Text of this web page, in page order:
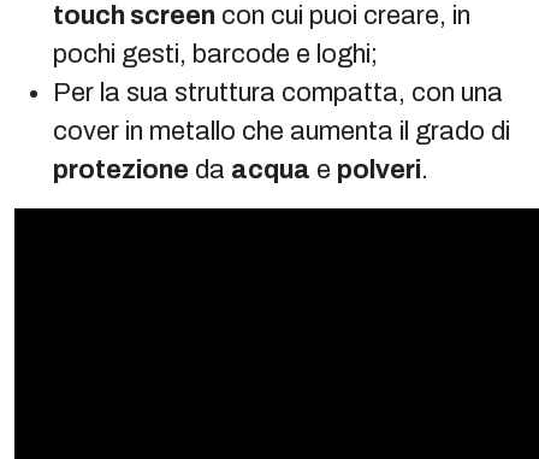
touch screen con cui puoi creare, in
pochi gesti, barcode e loghi;
Per la sua struttura compatta, con una
cover in metallo che aumenta il grado di
protezione da acqua e polveri.